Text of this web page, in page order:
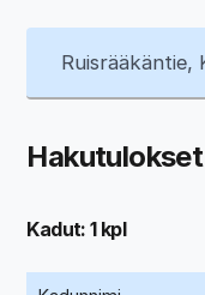
Hakutulokset
Kadut: 1 kpl